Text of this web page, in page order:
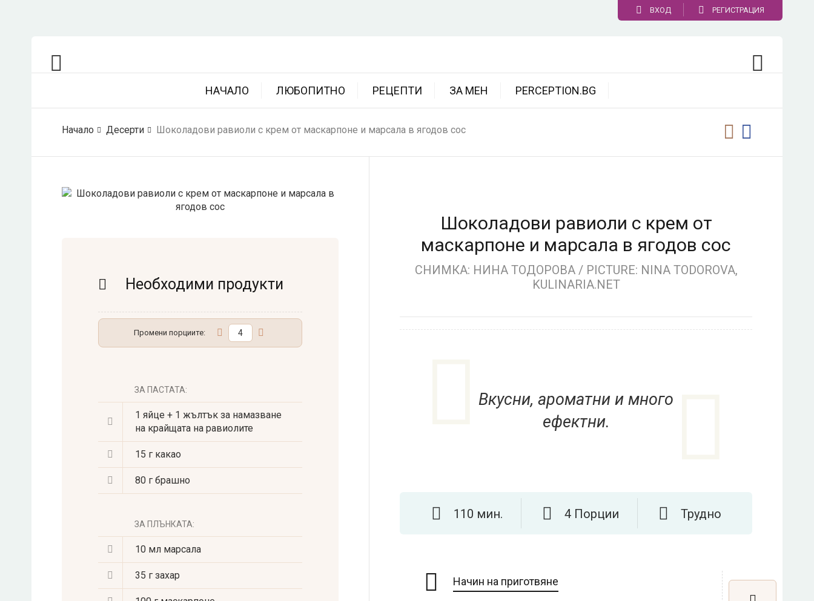
ВХОД РЕГИСТРАЦИЯ
НАЧАЛО ЛЮБОПИТНО РЕЦЕПТИ ЗА МЕН PERCEPTION.BG
Начало Десерти Шоколадови равиоли с крем от маскарпоне и марсала в ягодов сос
Необходими продукти
Промени порциите:
ЗА ПАСТАТА:
1 яйце + 1 жълтък за намазване
на крайщата на равиолите
15 г какао
80 г брашно
ЗА ПЛЪНКАТА:
10 мл марсала
35 г захар
Шоколадови равиоли с крем от
маскарпоне и марсала в ягодов сос
СНИМКА: НИНА ТОДОРОВА / PICTURE: NINA TODOROVA,
KULINARIA.NET
Вкусни, ароматни и много
ефектни.
110 мин. 4 Порции Трудно
Начин на приготвяне